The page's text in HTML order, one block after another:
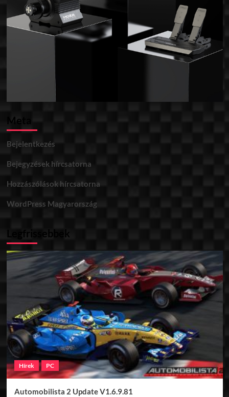
Meta
Bejelentkezés
Bejegyzések hírcsatorna
Hozzászólások hírcsatorna
WordPress Magyarország
Legfrissebbek
Hírek PC
Automobilista 2 Update V1.6.9.81